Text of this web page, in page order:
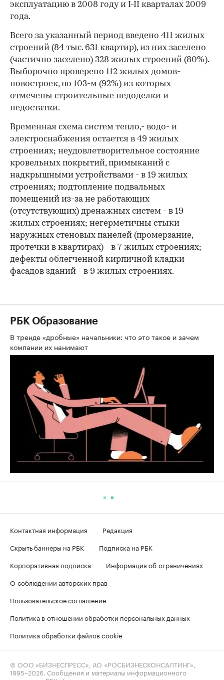
эксплуатацию в 2008 году и I-II кварталах 2009
года.
Всего за указанный период введено 411 жилых
строений (84 тыс. 631 квартир), из них заселено
(частично заселено) 328 жилых строений (80%).
Выборочно проверено 112 жилых домов-
новостроек, по 103-м (92%) из которых
отмечены строительные недоделки и
недостатки.
Временная схема систем тепло,- водо- и
электроснабжения остается в 49 жилых
строениях; неудовлетворительное состояние
кровельных покрытий, примыканий с
надкрышными устройствами - в 19 жилых
строениях; подтопление подвальных
помещений из-за не работающих
(отсутствующих) дренажных систем - в 19
жилых строениях; негерметичны стыки
наружных стеновых панелей (промерзание,
протечки в квартирах) - в 7 жилых строениях;
дефекты облегченной кирпичной кладки
фасадов зданий - в 9 жилых строениях.
РБК Образование
В тренде «дробные» начальники: что это такое и зачем
компании их нанимают
Контактная информация
Редакция
Скрыть баннеры на РБК
Подписка на РБК
Корпоративная подписка
Информация об ограничениях
О соблюдении авторских прав
Пользовательское соглашение
Политика в отношении обработки персональных данных
Политика обработки файлов cookie
© ООО «БИЗНЕСПРЕСС», АО «РОСБИЗНЕСКОНСАЛТИНГ»,
1995–2026. Сообщения и материалы информационного